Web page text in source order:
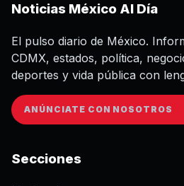
Noticias México Al Día
El pulso diario de México.
CDMX, estados, política,
deportes y vida pública con
ANÚNCIATE CON NOSOTROS
Secciones